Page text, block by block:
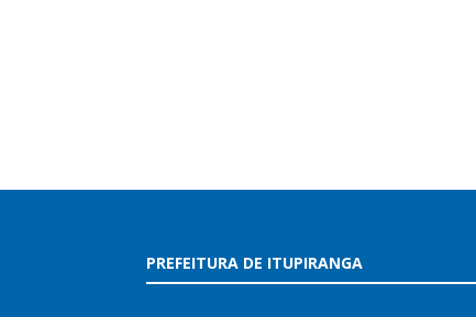
PREFEITURA DE ITUPIRANGA